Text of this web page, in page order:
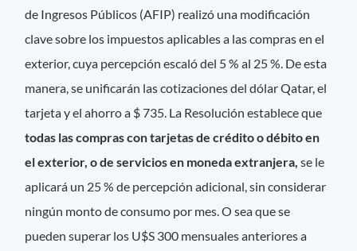
de Ingresos Públicos (AFIP) realizó una modificación
clave sobre los impuestos aplicables a las compras en el
exterior, cuya percepción escaló del 5 % al 25 %. De esta
manera, se unificarán las cotizaciones del dólar Qatar, el
tarjeta y el ahorro a $ 735. La Resolución establece que
todas las compras con tarjetas de crédito o débito en
el exterior, o de servicios en moneda extranjera,se le
aplicará un 25 % de percepción adicional, sin considerar
ningún monto de consumo por mes. O sea que se
pueden superar los U$S 300 mensuales anteriores a